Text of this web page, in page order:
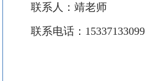
联系人： 靖老师
联系电话： 15337133099